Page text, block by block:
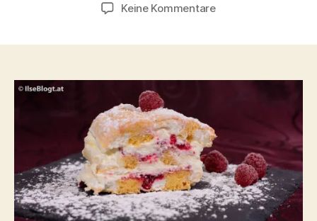
Keine Kommentarezu